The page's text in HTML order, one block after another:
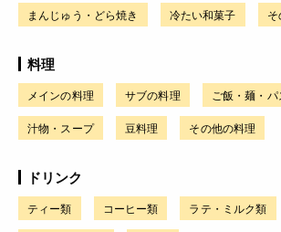
まんじゅう・どら焼き 冷たい和菓子
料理
メインの料理 サブの料理 ご飯・麺・パ
汁物・スープ 豆料理 その他の料理
ドリンク
ティー類 コーヒー類 ラテ・ミルク類